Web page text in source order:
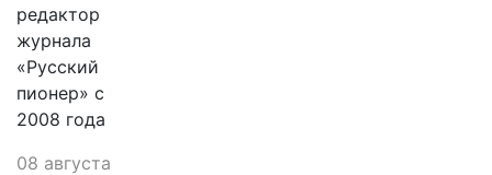
редактор
журнала
«Русский
пионер» с
2008 года
08 августа